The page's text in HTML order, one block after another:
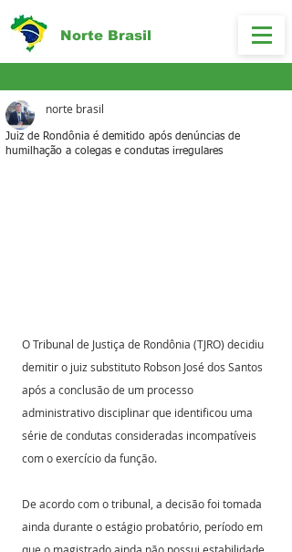
Norte Brasil
Juiz de Rondônia é demitido após denúncias de
humilhação a colegas e condutas irregulares
norte brasil
O Tribunal de Justiça de Rondônia (TJRO) decidiu
demitir o juiz substituto Robson José dos Santos
após a conclusão de um processo
administrativo disciplinar que identificou uma
série de condutas consideradas incompatíveis
com o exercício da função.
De acordo com o tribunal, a decisão foi tomada
ainda durante o estágio probatório, período em